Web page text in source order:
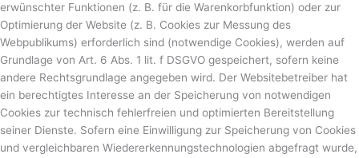
erwünschter Funktionen (z. B. für die Warenkorbfunktion) oder zur
Optimierung der Website (z. B. Cookies zur Messung des
Webpublikums) erforderlich sind (notwendige Cookies), werden auf
Grundlage von Art. 6 Abs. 1 lit. f DSGVO gespeichert, sofern keine
andere Rechtsgrundlage angegeben wird. Der Websitebetreiber hat
ein berechtigtes Interesse an der Speicherung von notwendigen
Cookies zur technisch fehlerfreien und optimierten Bereitstellung
seiner Dienste. Sofern eine Einwilligung zur Speicherung von Cookies
und vergleichbaren Wiedererkennungstechnologien abgefragt wurde,